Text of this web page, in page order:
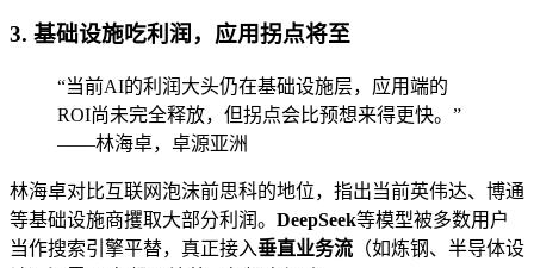
3. 基础设施吃利润，应用拐点将至
“当前AI的利润大头仍在基础设施层，应用端的
ROI尚未完全释放，但拐点会比预想来得更快。”
——林海卓，卓源亚洲
林海卓对比互联网泡沫前思科的地位，指出当前英伟达、博通
等基础设施商攫取大部分利润。 DeepSeek等模型被多数用户
当作搜索引擎平替，真正接入垂直业务流 （如炼钢、半导体设